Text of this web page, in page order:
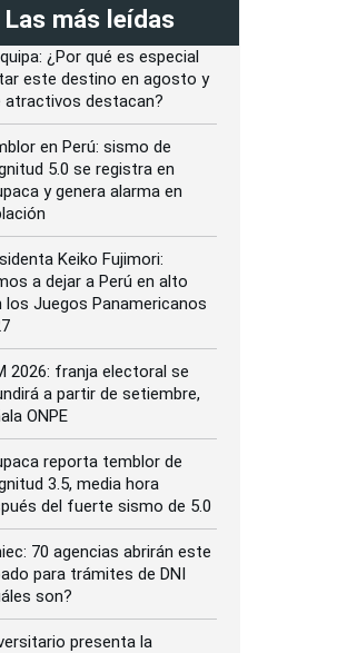
Las más leídas
¿Por qué es especial
este destino en agosto y
atractivos destacan?
en Perú: sismo de
5.0 se registra en
y genera alarma en
Keiko Fujimori:
a dejar a Perú en alto
los Juegos Panamericanos
2026: franja electoral se
a partir de setiembre,
ONPE
reporta temblor de
3.5, media hora
del fuerte sismo de 5.0
70 agencias abrirán este
para trámites de DNI
son?
presenta la